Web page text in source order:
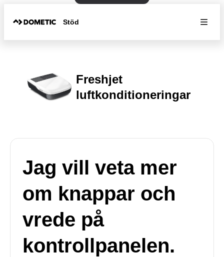
Stöd
Freshjet
luftkonditioneringar
Jag vill veta mer
om knappar och
vrede på
kontrollpanelen.